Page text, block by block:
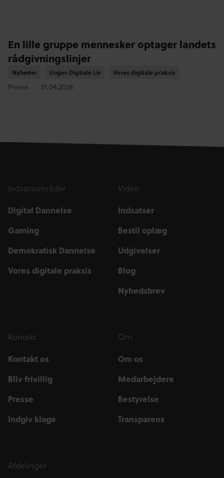
En lille gruppe mennesker optager landets
rådgivningslinjer
Nyheder
Nyheder Unges Digitale Liv
Unges Digitale Liv Vores digitale praksis
Vores digitale praksis
Presse 21.04.2026
Indsatsområder
Digital Dannelse
Gaming
Demokratisk Dannelse
Vores digitale praksis
Viden
Indsatser
Bestil oplæg
Udgivelser
Blog
Nyhedsbrev
Kontakt
Kontakt os
Bliv frivillig
Presse
Indgiv klage
Om
Om os
Medarbejdere
Bestyrelse
Transparens
Afdelinger